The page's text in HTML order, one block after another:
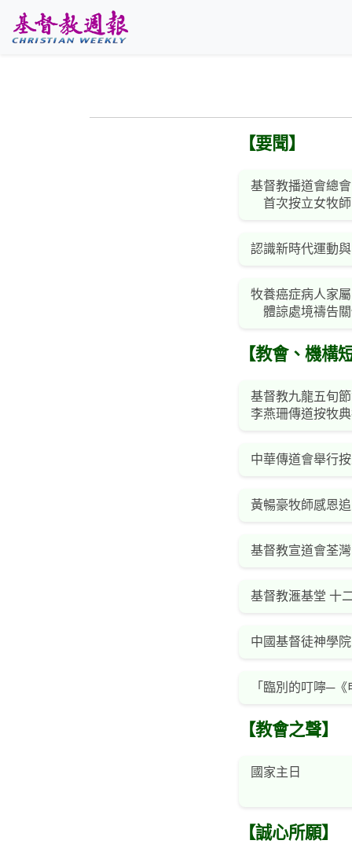
【要聞】
基督教播道會總會
首次按立女牧師
認識新時代運動
牧養癌症病人家屬
體諒處境禱告
【教會、機構
基督教九龍五旬
李燕珊傳道按牧
中華傳道會舉行
黃暢豪牧師感恩
基督教宣道會荃
基督教滙基堂 十
中國基督徒神學
「臨別的叮嚀─
【教會之聲】
國家主日
【誠心所願】